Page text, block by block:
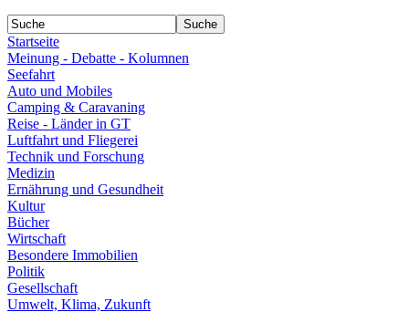
Startseite
Meinung - Debatte - Kolumnen
Seefahrt
Auto und Mobiles
Camping & Caravaning
Reise - Länder in GT
Luftfahrt und Fliegerei
Technik und Forschung
Medizin
Ernährung und Gesundheit
Kultur
Bücher
Wirtschaft
Besondere Immobilien
Politik
Gesellschaft
Umwelt, Klima, Zukunft